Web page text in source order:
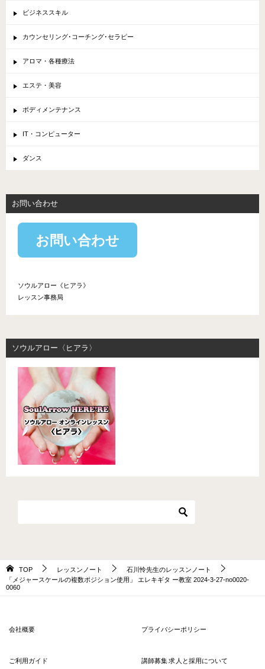
ビジネススキル
カウンセリング･コーチング･セラピー
アロマ・各種療法
エステ・美容
ボディメンテナンス
IT・コンピューター
ダンス
お問い合わせ
お問い合わせ
ソウルアロー《ヒアラ》
レッスン事務局
ソウルアロー〈ヒアラ〉
TOP レッスンノート
石川怜先生のレッスンノート
「メジャースケールの複数ポジション使用」 エレキギタ ー教室 2024-3-27-no0020-
0060
会社概要 プライバシーポリシー
ご利用ガイド 講師募集 求人と採用について